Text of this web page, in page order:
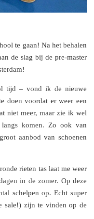
te gaan! Na het behalen
de slag bij de pre-master
tijd – vond ik de nieuwe
doen voordat er weer een
niet meer, maar zie ik wel
langs komen. Zo ook van
aanbod van schoenen
rieten tas laat me weer
in de zomer. Op deze
schelpen op. Echt super
sale!) zijn te vinden op de